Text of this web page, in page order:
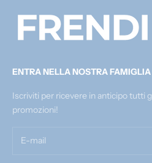
ENTRA NELLA NOSTRA FAMIGLIA
Iscriviti per ricevere in anticipo tutti
promozioni!